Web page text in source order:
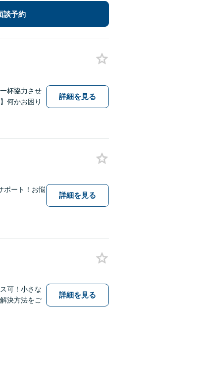
談予約
杯協力させ
何かお困り
詳細を見る
ポート！お悩
詳細を見る
可！小さな
決方法をご
詳細を見る